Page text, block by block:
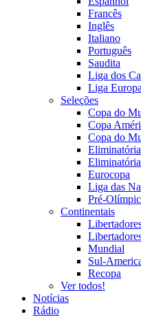
Francês
Inglês
Italiano
Português
Saudita
Liga dos
Liga Europa
Seleções
Copa do
Copa
Copa do
Eurocopa
Liga das
Pré-
Continentais
Mundial
Sul-
Recopa
Ver todos!
Notícias
Rádio